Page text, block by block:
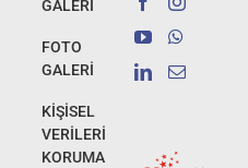
GALERİ
FOTO
GALERİ
KİŞİSEL
VERİLERİ
KORUMA